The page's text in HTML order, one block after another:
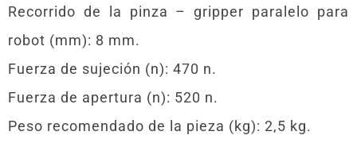
Recorrido de la pinza – gripper paralelo para
robot (mm): 8 mm.
Fuerza de sujeción (n): 470 n.
Fuerza de apertura (n): 520 n.
Peso recomendado de la pieza (kg): 2,5 kg.